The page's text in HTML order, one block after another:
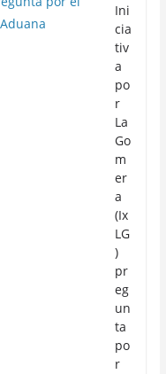
Ini
cia
tiv
a
po
r
La
Go
m
er
a
(Ix
LG
)
pr
eg
un
ta
po
r